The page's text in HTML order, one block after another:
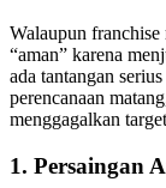
Walaupun
“aman” karena
ada tantangan
perencanaan
menggagalkan
1. Persaingan